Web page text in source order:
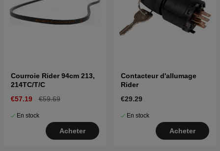
Courroie Rider 94cm 213,
214TC/T/C
€57.19
€59.69
En stock
Acheter
Contacteur d'allumage
Rider
€29.29
En stock
Acheter